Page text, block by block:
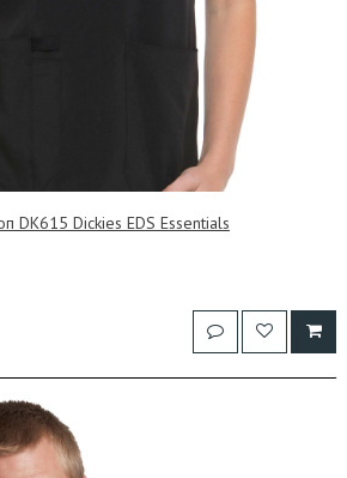
DK615 Dickies EDS Essentials